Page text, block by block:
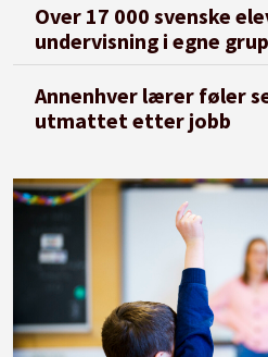
Over 17 000 svenske
undervisning i egne
Annenhver lærer føler
utmattet etter jobb